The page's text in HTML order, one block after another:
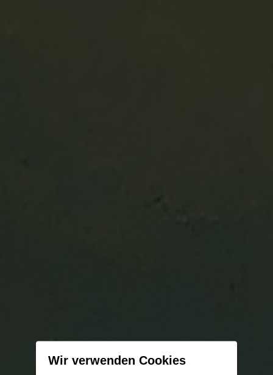
Wir verwenden Cookies